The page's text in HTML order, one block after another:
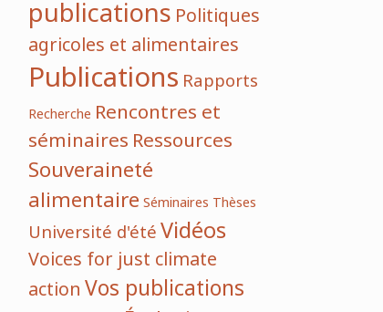
publicationsPolitiques
agricoles et alimentaires
PublicationsRapports
Recherche Rencontres et
séminairesRessources
Souveraineté
alimentaireSéminairesThèses
Université d'étéVidéos
Voices for just climate
actionVos publications